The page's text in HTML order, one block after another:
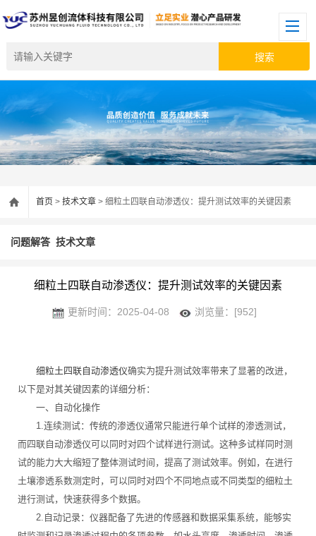
首页 > 技术文章 > 细粒土四联自动渗透仪：提升测试效率的关键因素
问题解答 技术文章
细粒土四联自动渗透仪：提升测试效率的关键因素
更新时间：2025-04-08 浏览量：[952]
细粒土四联自动渗透仪确实为提升测试效率带来了显著的改进，
以下是对其关键因素的详细分析：
一、自动化操作
1.连续测试：传统的渗透仪通常只能进行单个试样的渗透测试，
而四联自动渗透仪可以同时对四个试样进行测试。这种多试样同时测
试的能力大大缩短了整体测试时间，提高了测试效率。例如，在进行
土壤渗透系数测定时，可以同时对四个不同地点或不同类型的细粒土
进行测试，快速获得多个数据。
2.自动记录：仪器配备了先进的传感器和数据采集系统，能够实